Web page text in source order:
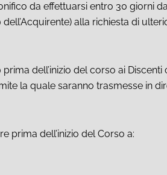
da effettuarsi entro 30 giorni
alla richiesta di
dell’inizio del corso ai Discenti
la quale saranno trasmesse in
prima dell’inizio del Corso a: